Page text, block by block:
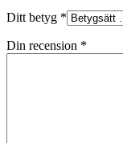
Ditt betyg *
Din recension *